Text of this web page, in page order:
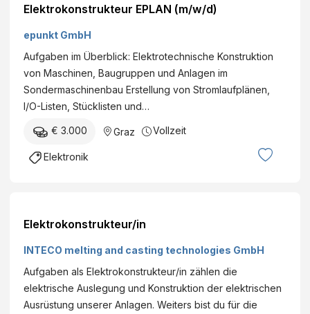
Elektrokonstrukteur EPLAN (m/w/d)
epunkt GmbH
Aufgaben im Überblick: Elektrotechnische Konstruktion
von Maschinen, Baugruppen und Anlagen im
Sondermaschinenbau Erstellung von Stromlaufplänen,
I/O-Listen, Stücklisten und…
€ 3.000 Graz Vollzeit
Elektronik
Elektrokonstrukteur/in
INTECO melting and casting technologies GmbH
Aufgaben als Elektrokonstrukteur/in zählen die
elektrische Auslegung und Konstruktion der elektrischen
Ausrüstung unserer Anlagen. Weiters bist du für die